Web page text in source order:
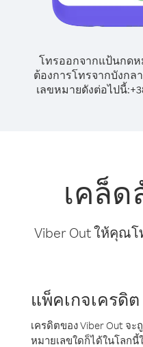
โทรออกจากแป้นกดห
ต้องการโทรจากบังกลา
เลขหมายดังต่อไปนี้:+
เคล็ด
Viber Out ให้คุณ
แพ็คเกจเครดิต
เครดิตของ Viber Out จ
หมายเลขใดก็ได้ในโลกนี้